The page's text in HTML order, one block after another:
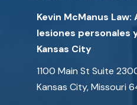
Kevin McManus Law:
lesiones personales
Kansas City
1100 Main St Suite
Kansas City, Missouri